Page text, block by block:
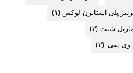
پلی استایرن لوکس(۱)
ماربل شیت(۳)
وی سی.(۲)